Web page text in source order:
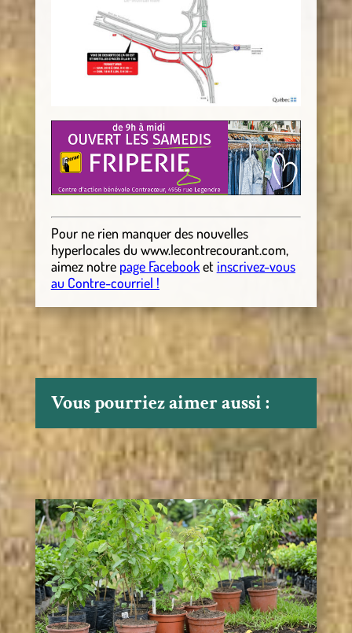
Pour ne rien manquer des nouvelles
hyperlocalesdu www.lecontrecourant.com,
aimez notre page Facebooket inscrivez-vous
au Contre-courriel !
Vous pourriez aimer aussi :